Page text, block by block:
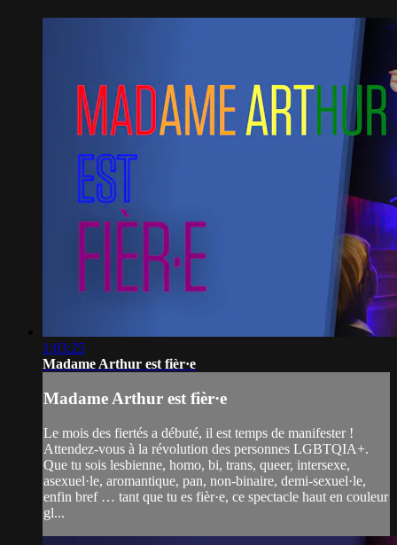
1:03:25
Madame Arthur est fièr·e
Madame Arthur est fièr·e
Le mois des fiertés a débuté, il est temps de manifester !
Attendez-vous à la révolution des personnes LGBTQIA+.
Que tu sois lesbienne, homo, bi, trans, queer, intersexe,
asexuel·le, aromantique, pan, non-binaire, demi-sexuel·le,
enfin bref … tant que tu es fièr·e, ce spectacle haut en couleur
gl...